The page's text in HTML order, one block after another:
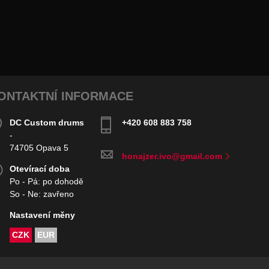
INFORMACE
DC Custom drums
-
74705 Opava 5
Otevírací doba
Po - Pá: po dohodě
So - Ne: zavřeno
Nastavení měny
CZK EUR
+420 608 883 758
honajzer.ivo@gmail.com